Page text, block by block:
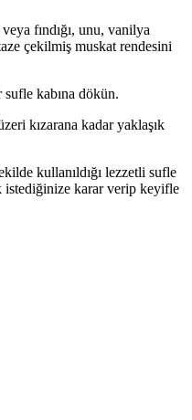
fındığı, unu, vanilya
çekilmiş muskat rendesini
sufle kabına dökün.
kızarana kadar yaklaşık
kullanıldığı lezzetli sufle
karar verip keyifle